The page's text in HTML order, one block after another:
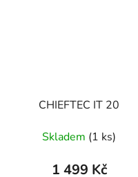
CHIEFTEC IT 20
Skladem (1 ks)
1 499 Kč